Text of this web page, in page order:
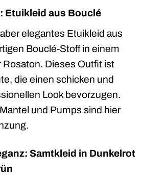
Etuikleid aus Bouclé
elegantes Etuikleid aus
Bouclé-Stoff in einem
Rosaton. Dieses Outfit ist
die einen schicken und
Look bevorzugen.
und Pumps sind hier
Samtkleid in Dunkelrot